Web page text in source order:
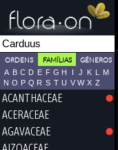
ORDENS FAMÍLIAS GÉNEROS
A B C D E F G H I J K L
M
N O P Q R S T U V W X Z
ACANTHACEAE
ACERACEAE
AGAVACEAE